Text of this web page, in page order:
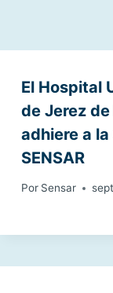
El Hospital
de Jerez
adhiere a
SENSAR
Por Sensar